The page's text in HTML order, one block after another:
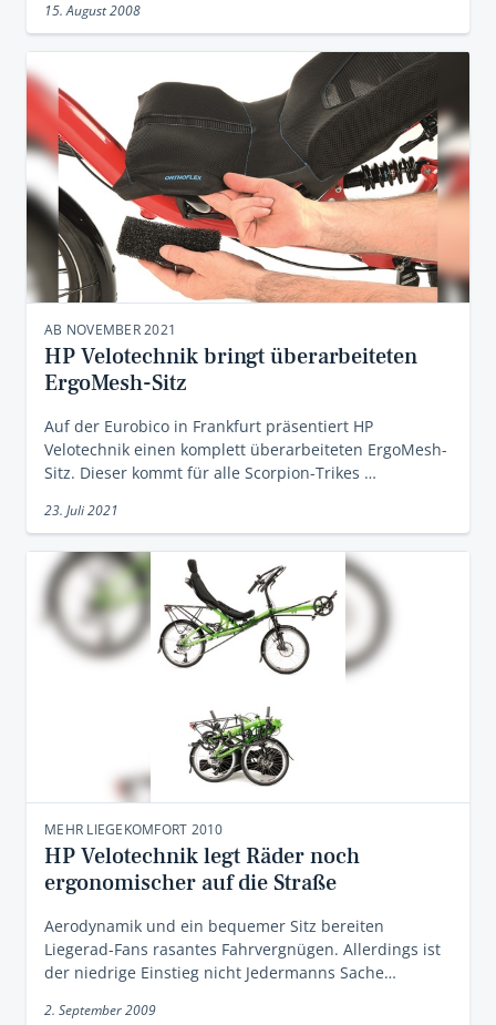
15. August 2008
AB NOVEMBER 2021
HP Velotechnik bringt überarbeiteten
ErgoMesh-Sitz
Auf der Eurobico in Frankfurt präsentiert HP
Velotechnik einen komplett überarbeiteten ErgoMesh-
Sitz. Dieser kommt für alle Scorpion-Trikes …
23. Juli 2021
MEHR LIEGEKOMFORT 2010
HP Velotechnik legt Räder noch
ergonomischer auf die Straße
Aerodynamik und ein bequemer Sitz bereiten
Liegerad-Fans rasantes Fahrvergnügen. Allerdings ist
der niedrige Einstieg nicht Jedermanns Sache…
2. September 2009